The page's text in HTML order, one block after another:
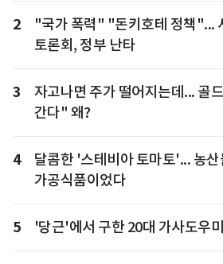
2
"국가 폭력" "돈키호테 정책"...
토론회, 정부 난타
3
자고나면 주가 떨어지는데... 골
간다" 왜?
4
달콤한 '스테비아 토마토'... 농산
가공식품이었다
5 '당근'에서 구한 20대 가사도우